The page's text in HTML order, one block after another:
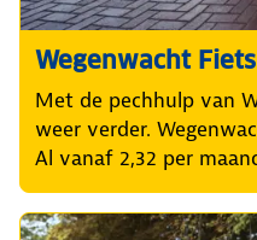
Wegenwacht Fiets
Met de pechhulp van
weer verder.
Al vanaf 2,32 per